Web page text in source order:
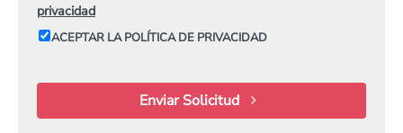
privacidad
ACEPTAR LA POLÍTICA DE PRIVACIDAD
Enviar Solicitud